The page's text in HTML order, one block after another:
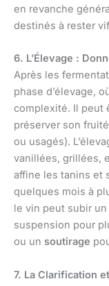
en revanche
destinés à rester
6. L’Élevage :
Après les
phase d’élevage,
complexité. Il peut
préserver son
ou usagés).
vanillées, grillées,
affine les tanins et
quelques mois à
le vin peut subir un
suspension pour
ou un soutirage
7. La Clarification